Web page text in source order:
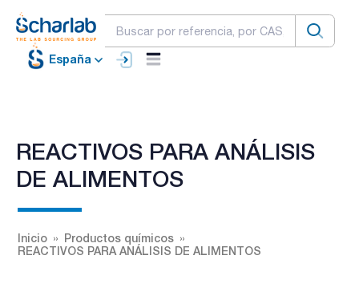
España
REACTIVOS PARA ANÁLISIS
DE ALIMENTOS
Inicio
Productos químicos
REACTIVOS PARA ANÁLISIS DE ALIMENTOS